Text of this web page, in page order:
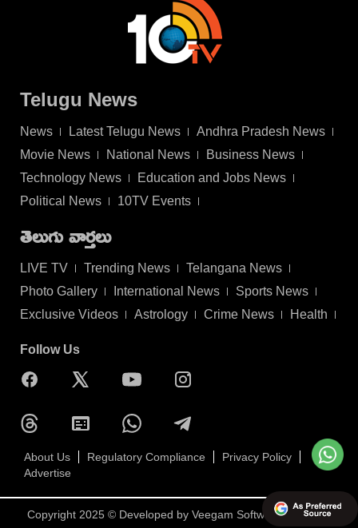
Telugu News
News Latest Telugu News
Andhra Pradesh News
Movie News
National News
Business News
Technology News
Education and Jobs News
Political News
10TV Events
తెలుగు వార్తలు
LIVE TV Trending News
Telangana News
Photo Gallery
International News
Sports News
Exclusive Videos
Astrology Crime News Health
Follow Us
About Us Regulatory Compliance
Privacy Policy
Advertise
Copyright 2025 © Developed by Veegam Software Pvt Ltd.